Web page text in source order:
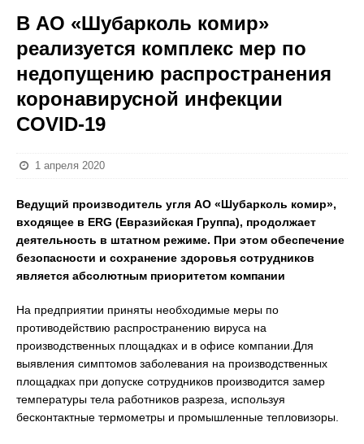
В АО «Шубарколь комир»
реализуется комплекс мер по
недопущению распространения
коронавирусной инфекции
COVID-19
1 апреля 2020
Ведущий производитель угля АО «Шубарколь комир»,
входящее в ERG (Евразийская Группа), продолжает
деятельность в штатном режиме. При этом обеспечение
безопасности и сохранение здоровья сотрудников
является абсолютным приоритетом компании
На предприятии приняты необходимые меры по
противодействию распространению вируса на
производственных площадках и в офисе компании.Для
выявления симптомов заболевания на производственных
площадках при допуске сотрудников производится замер
температуры тела работников разреза, используя
бесконтактные термометры и промышленные тепловизоры.